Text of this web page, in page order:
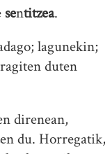
sentitzea.
lagunekin;
duten
direnean,
du. Horregatik,